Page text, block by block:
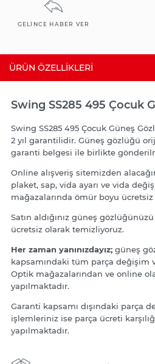
GELINCE HABER VER
ÜRÜN ÖZELLIKLERI
Swing SS285 495 Çocuk
Swing SS285 495 Çocuk Güneş
2 yıl garantilidir. Güneş gözlüğü
garanti belgesi ile birlikte
Online alışveriş sitemizden
plaket, sap, vida ayarı ve vida
mağazalarında ömür boyu ücretsiz
Satın aldığınız güneş
ücretsiz olarak temizliyoruz.
Her zaman yanınızdayız; güneş
kapsamındaki tüm parça değişim
Optik mağazalarından ve online
yapılmaktadır.
Garanti kapsamı dışındaki parça
işlemleriniz ise parça ücreti
yapılmaktadır.